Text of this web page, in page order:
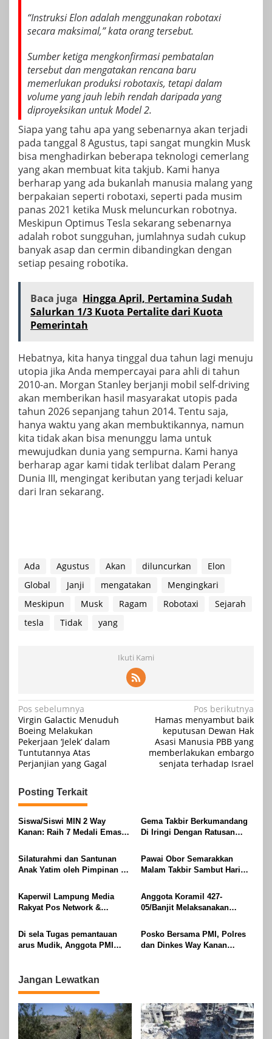
“Instruksi Elon adalah menggunakan robotaxi
secara maksimal,” kata orang tersebut.
Sumber ketiga mengkonfirmasi pembatalan
tersebut dan mengatakan rencana baru
memerlukan produksi robotaxis, tetapi dalam
volume yang jauh lebih rendah daripada yang
diproyeksikan untuk Model 2.
Siapa yang tahu apa yang sebenarnya akan terjadi
pada tanggal 8 Agustus, tapi sangat mungkin Musk
bisa menghadirkan beberapa teknologi cemerlang
yang akan membuat kita takjub. Kami hanya
berharap yang ada bukanlah manusia malang yang
berpakaian seperti robotaxi, seperti pada musim
panas 2021 ketika Musk meluncurkan robotnya.
Meskipun Optimus Tesla sekarang sebenarnya
adalah robot sungguhan, jumlahnya sudah cukup
banyakasap dan cermin dibandingkan dengan
setiap pesaing robotika.
Baca juga Hingga April, Pertamina Sudah
Salurkan 1/3 Kuota Pertalite dari Kuota
Pemerintah
Hebatnya, kita hanya tinggal dua tahun lagi menuju
utopia jika Anda mempercayai para ahli di tahun
2010-an. Morgan Stanley berjanji mobil self-driving
akan memberikan hasil masyarakat utopis pada
tahun 2026sepanjang tahun 2014. Tentu saja,
hanya waktu yang akan membuktikannya, namun
kita tidak akan bisa menunggu lama untuk
mewujudkan dunia yang sempurna. Kami hanya
berharap agar kami tidak terlibat dalam Perang
Dunia III, mengingat keributan yang terjadi keluar
dari Iran sekarang.
Ada Agustus Akan diluncurkan
Elon
Global
Janji mengatakan
Mengingkari
Meskipun
Musk Ragam Robotaxi
Sejarah
tesla
Tidak yang
Ikuti Kami
Navigasi
pos
Pos sebelumnya
Virgin Galactic Menuduh
Boeing Melakukan
Pekerjaan ‘Jelek’ dalam
Tuntutannya Atas
Perjanjian yang Gagal
Pos berikutnya
Hamas menyambut baik
keputusan Dewan Hak
Asasi Manusia PBB yang
memberlakukan embargo
senjata terhadap Israel
Posting Terkait
Siswa/Siswi MIN 2 Way
Kanan: Raih 7 Medali Emas
Gubernur Lampung Cup 2
Taekwondo Championship
Gema Takbir Berkumandang
Di Iringi Dengan Ratusan
Rayakan Kemenangan Idul
Fitri 1447 H
Silaturahmi dan Santunan
Anak Yatim oleh Pimpinan PT
Idul Fitri di Way Kanan
Pawai Obor Semarakkan
Malam Takbir Sambut Hari
M, Di Kampung Simpang
Asam, Kecamatan Banjit
Kaperwil Lampung Media
Rakyat Pos Network &
Network,Tergabung Di Forum
DPC KWRI, Way Kanan :
Mengucapkan Selamat Hari
Anggota Koramil 427-
05/Banjit Melaksanakan
ogoh Di Wilayah Bali Sadhar,
Kecamatan Banjit
Di sela Tugas pemantauan
arus Mudik, Anggota PMI
Demi Selamatkan Nyawa
Bocah 7 Tahun
Posko Bersama PMI, Polres
dan Dinkes Way Kanan
Jangan Lewatkan